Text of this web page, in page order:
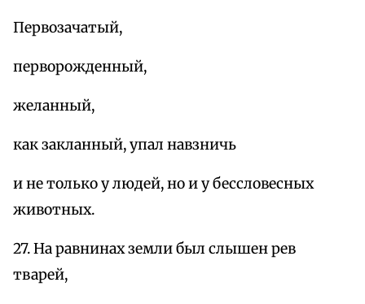
Первозачатый,
перворожденный,
желанный,
как закланный, упал навзничь
и не только у людей, но и у бессловесных
животных.
27. На равнинах земли был слышен рев
тварей,